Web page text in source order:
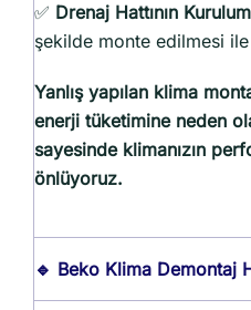
✅ Drenaj Hattının
şekilde monte edilmesi ile
Yanlış yapılan klima
enerji tüketimine neden
sayesinde klimanızın
önlüyoruz.
🔹 Beko Klima Demontaj